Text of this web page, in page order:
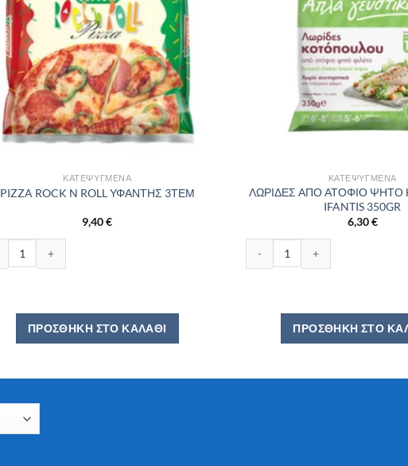
ΚΑΤΕΨΥΓΜΈΝΑ
PIZZA ROCK N ROLL ΥΦΑΝΤΗΣ 3ΤΕΜ
9,40€
ΠΡΟΣΘΉΚΗ ΣΤΟ ΚΑΛΆΘΙ
ΚΑΤΕΨΥΓΜΈΝΑ
ΛΩΡΙΔΕΣ ΑΠΟ ΑΤΟΦΙΟ
IFANTIS 350GR
6,30€
ΠΡΟΣΘΉΚΗ ΣΤΟ